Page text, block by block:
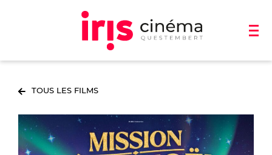
TOUS LES FILMS